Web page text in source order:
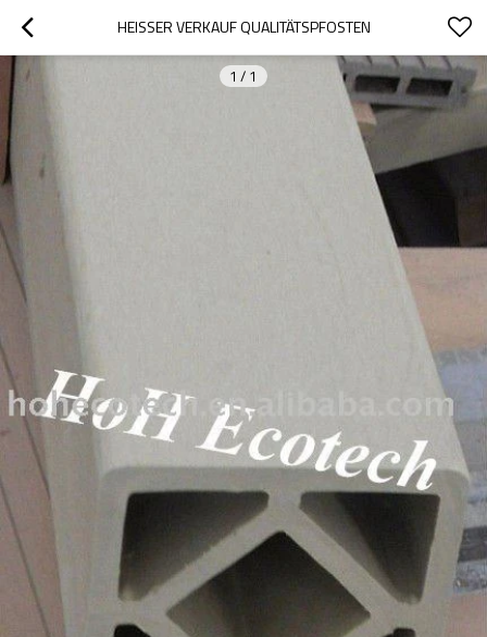
HEISSER VERKAUF QUALITÄTSPFOSTEN
1 / 1